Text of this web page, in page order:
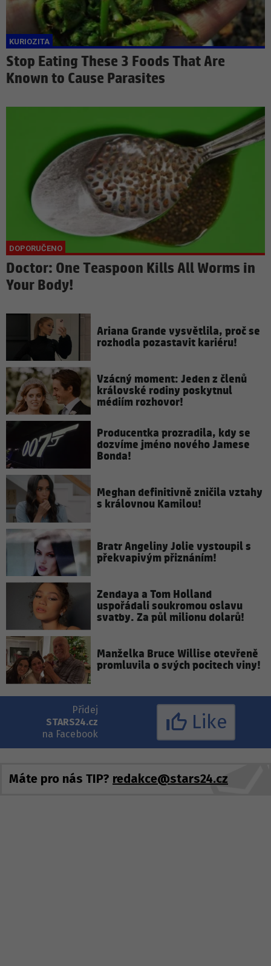
Stop Eating These 3 Foods That Are
Known to Cause Parasites
Doctor: One Teaspoon Kills All Worms in
Your Body!
Ariana Grande vysvětlila, proč se
rozhodla pozastavit kariéru!
Vzácný moment: Jeden z členů
královské rodiny poskytnul
médiím rozhovor!
Producentka prozradila, kdy se
dozvíme jméno nového Jamese
Bonda!
Meghan definitivně zničila vztahy
s královnou Kamilou!
Bratr Angeliny Jolie vystoupil s
překvapivým přiznáním!
Zendaya a Tom Holland
uspořádali soukromou oslavu
svatby. Za půl milionu dolarů!
Manželka Bruce Willise otevřeně
promluvila o svých pocitech viny!
Přidej
STARS24.cz
na Facebook
Like
Máte pro nás TIP? redakce@stars24.cz